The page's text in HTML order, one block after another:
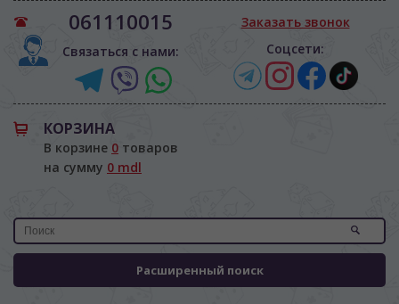
061110015
Связаться с нами:
Заказать звонок
Соцсети:
КОРЗИНА
В корзине 0 товаров
на сумму 0 mdl
Расширенный поиск